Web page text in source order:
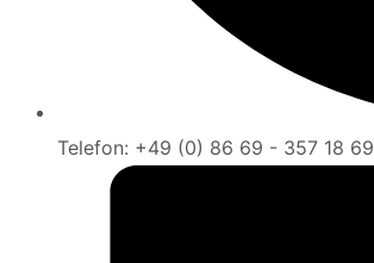
Telefon: +49 (0) 86 69 - 357 18 69